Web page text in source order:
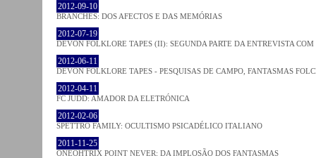
2012-09-10
BRANCHES: DOS AFECTOS E DAS MEMÓRIAS
2012-07-19
DEVON FOLKLORE TAPES (II): SEGUNDA PARTE DA ENTREVISTA
2012-06-11
DEVON FOLKLORE TAPES - PESQUISAS DE CAMPO, FANTASMAS
2012-04-11
FC JUDD: AMADOR DA ELETRÓNICA
2012-02-06
SPETTRO FAMILY: OCULTISMO PSICADÉLICO ITALIANO
2011-11-25
ONEOHTRIX POINT NEVER: DA IMPLOSÃO DOS FANTASMAS